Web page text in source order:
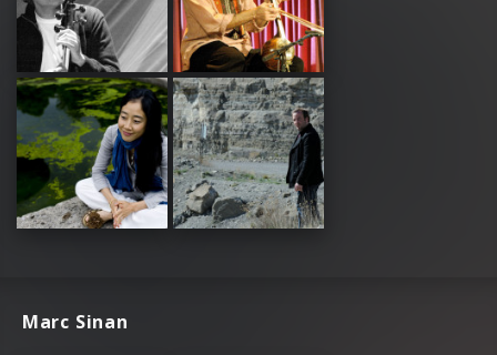
Marc Sinan